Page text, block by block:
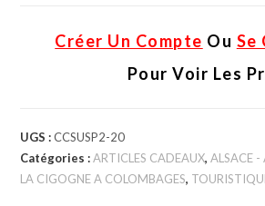
Créer Un Compte Ou Se
Pour Voir Les
UGS :CCSUSP2-20
Catégories :ARTICLES CADEAUX,ALSACE -
LA CIGOGNE A COLOMBAGES,